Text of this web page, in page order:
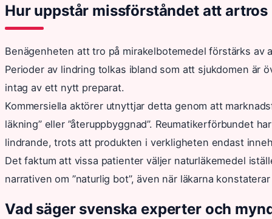
Hur uppstår missförståndet att artros
Benägenheten att tro på mirakelbotemedel förstärks
Perioder av lindring tolkas ibland som att sjukdomen är
intag av ett nytt preparat.
Kommersiella aktörer utnyttjar detta genom att
läkning” eller ”återuppbyggnad”. Reumatikerförbundet
lindrande, trots att produkten i verkligheten endast
Det faktum att vissa patienter väljer naturläkemedel
narrativen om ”naturlig bot”, även när läkarna
Vad säger svenska experter och